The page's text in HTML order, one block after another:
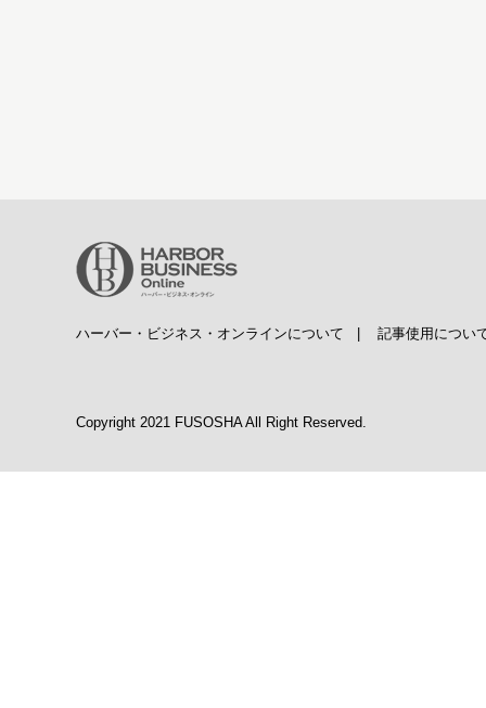
ハーバー・ビジネス・オンラインについて 記事使用につい
Copyright 2021 FUSOSHA All Right Reserved.